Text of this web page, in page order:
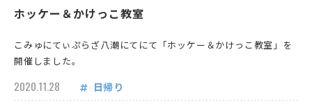
ホッケー＆かけっこ教室
こみゅにてぃぷらざ八潮にてにて「ホッケー＆かけっこ教室」を
開催しました。
2020.11.28 日帰り